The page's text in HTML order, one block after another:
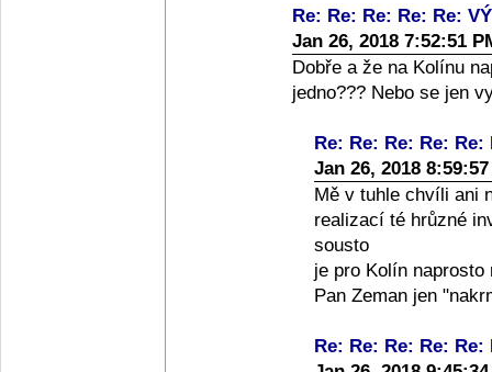
Re: Re: Re: Re: Re:
Jan 26, 2018 7:52:51
Dobře a že na Kolínu
jedno??? Nebo se jen
Re: Re: Re: Re: Re:
Jan 26, 2018
Mě v tuhle chvíli ani
realizací té hrůzné
sousto
je pro Kolín naprosto
Pan Zeman jen
Re: Re: Re: Re: Re: